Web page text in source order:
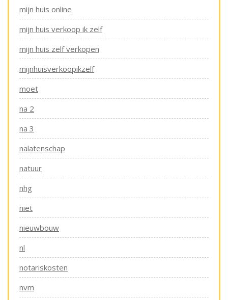
mijn huis online
mijn huis verkoop ik zelf
mijn huis zelf verkopen
mijnhuisverkoopikzelf
moet
na 2
na 3
nalatenschap
natuur
nhg
niet
nieuwbouw
nl
notariskosten
nvm